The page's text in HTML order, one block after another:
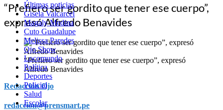
Últimas noticias
Gisela Valcarcel
Magaly Medina
Cuto Guadalupe
Melissa Paredes
Ojo Show
Locomundo
Política
Deportes
Policial
Salud
Escolar
“Prefiero ser gordito que tener ese cuerpo”,
expresó Alfredo Benavides
“Prefiero ser gordito que tener ese cuerpo”, expresó
Alfredo Benavides
Redacción Ojo
redaccion@prensmart.pe